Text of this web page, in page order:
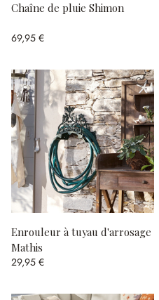
Chaîne de pluie Shimon
69,95 €
Enrouleur à tuyau d'arrosage
Mathis
29,95 €